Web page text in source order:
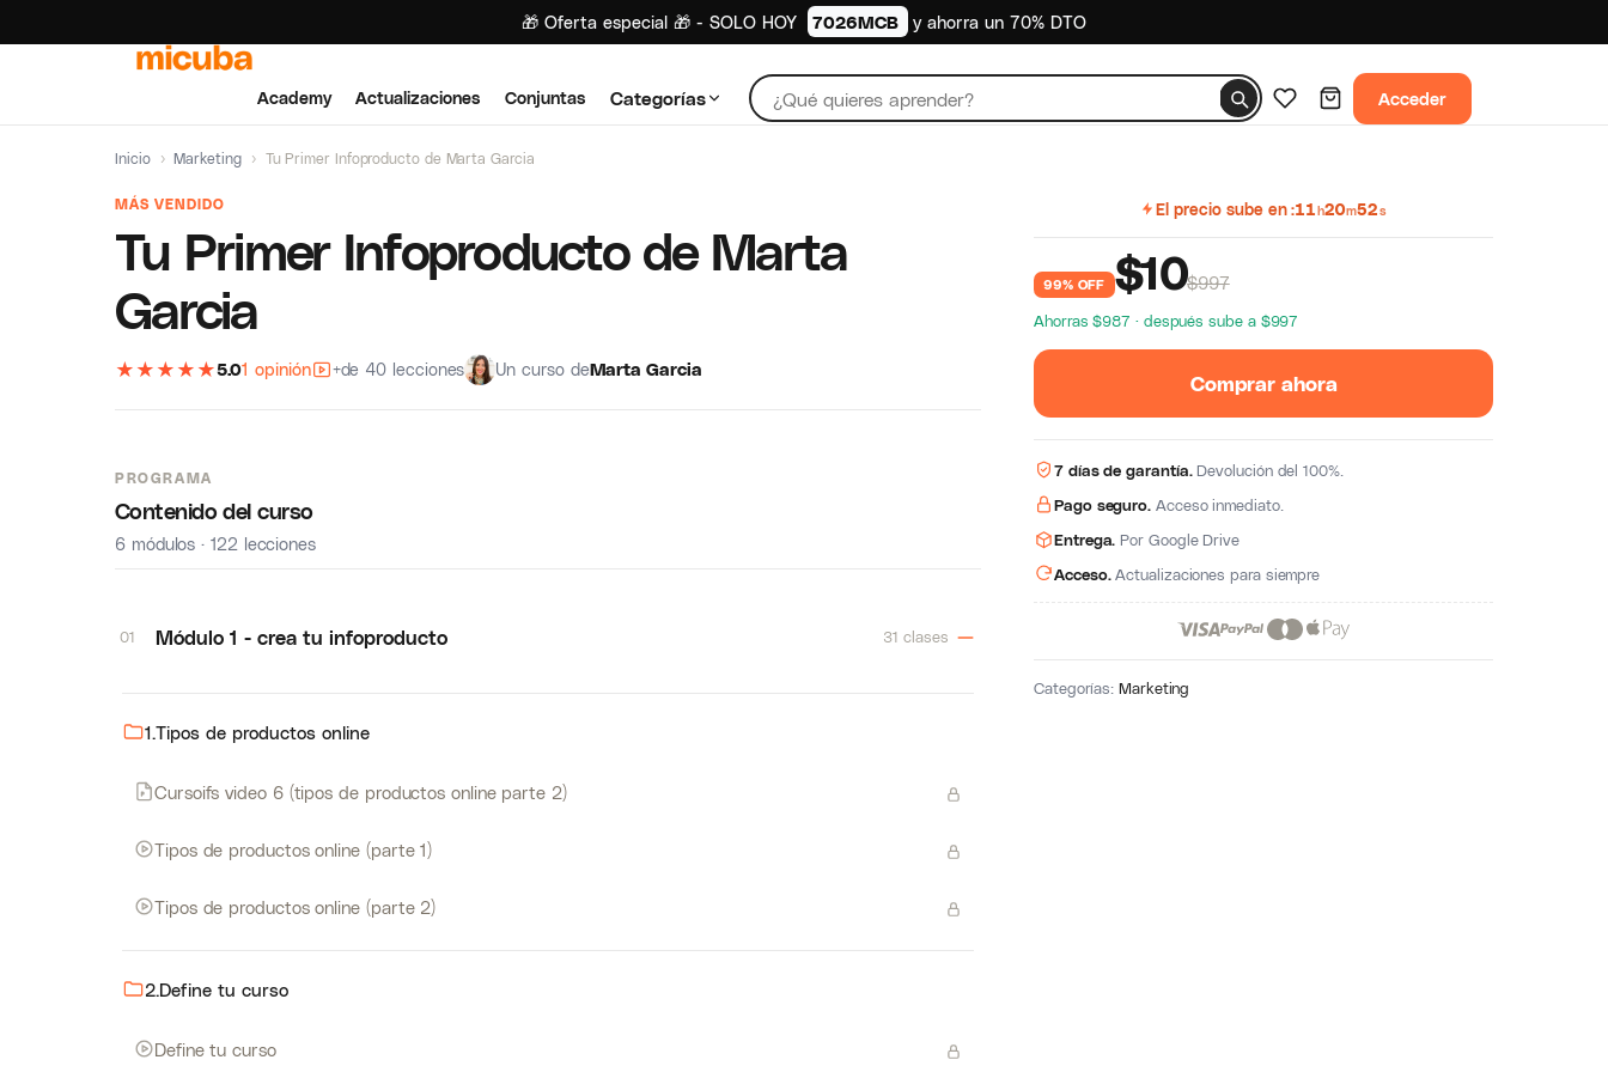
🎁 Oferta especial 🎁 - SOLO HOY 7026MCB y ahorra un 70% DTO
Academy Actualizaciones Conjuntas Categorías Acceder
Inicio › Marketing › Tu Primer Infoproducto de Marta Garcia
MÁS VENDIDO
Tu Primer Infoproducto de Marta
Garcia
★ ★ ★ ★ ★5.01 opinión +de 40 lecciones Un curso deMarta Garcia
PROGRAMA
Contenido del curso
6 módulos · 122 lecciones
01 Módulo 1 - crea tu infoproducto 31 clases
1.Tipos de productos online
Cursoifs video 6 (tipos de productos online parte 2)
Tipos de productos online (parte 1)
Tipos de productos online (parte 2)
2.Define tu curso
Define tu curso
El precio sube en 11h20m51s
99% OFF $10$997
Ahorras $987 · después sube a $997
Comprar ahora
7 días de garantía.Devolución del 100%.
Pago seguro. Acceso inmediato.
Entrega. Por Google Drive
Acceso.Actualizaciones para siempre
Categorías:Marketing